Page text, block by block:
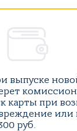
выпуске
карты при
или
руб.